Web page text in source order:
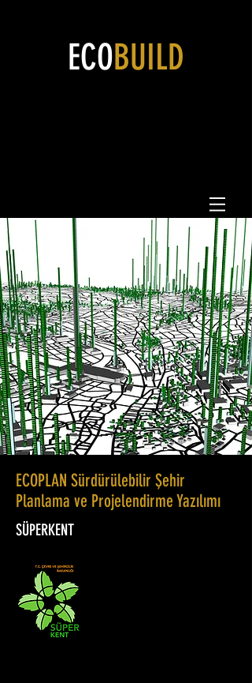
ECOBUILD
ECOPLAN Sürdürülebilir Şehir
Planlama ve Projelendirme Yazılımı
SÜPERKENT